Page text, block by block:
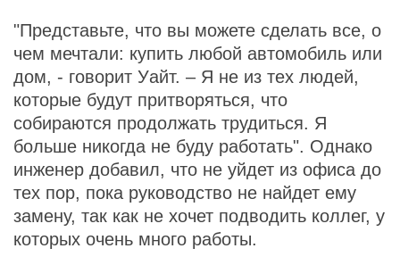
"Представьте, что вы можете сделать все, о
чем мечтали: купить любой автомобиль или
дом, - говорит Уайт. – Я не из тех людей,
которые будут притворяться, что
собираются продолжать трудиться. Я
больше никогда не буду работать". Однако
инженер добавил, что не уйдет из офиса до
тех пор, пока руководство не найдет ему
замену, так как не хочет подводить коллег, у
которых очень много работы.